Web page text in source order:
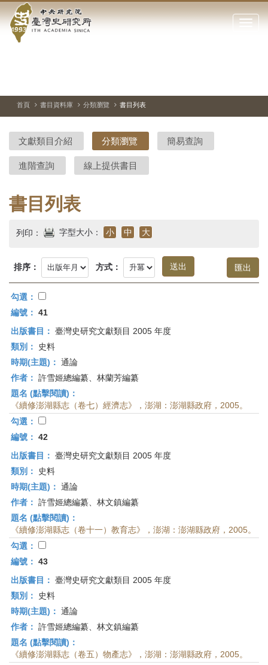
到中
央
院-
臺
灣
史
研
究
首
頁
點
閉
站
停、
圖
圖
結
首頁 書目資料庫 分類瀏覽 書目列表
文獻類目介紹 分類瀏覽 簡易查詢
進階查詢 線上提供書目
書目列表
列印： 字型大小： 小 中 大
排序： 方式：
勾選：
編號： 41
出版書目： 臺灣史研究文獻類目 2005 年度
類別：
史料
時期(主題)： 通論
作者： 許雪姬總編纂、林蘭芳編纂
題名 (點擊閱讀)：
《續修澎湖縣志（卷七）經濟志》，澎湖：澎湖縣政府，2005。
勾選：
編號： 42
出版書目： 臺灣史研究文獻類目 2005 年度
類別：
史料
時期(主題)： 通論
作者： 許雪姬總編纂、林文鎮編纂
題名 (點擊閱讀)：
《續修澎湖縣志（卷十一）教育志》，澎湖：澎湖縣政府，2005。
勾選：
編號： 43
出版書目： 臺灣史研究文獻類目 2005 年度
類別：
史料
時期(主題)： 通論
作者： 許雪姬總編纂、林文鎮編纂
題名 (點擊閱讀)：
《續修澎湖縣志（卷五）物產志》，澎湖：澎湖縣政府，2005。